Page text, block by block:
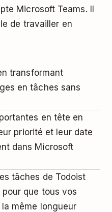
Microsoft Teams. Il
de travailler en
transformant
en tâches sans
en tête en
priorité et leur date
dans Microsoft
tâches de Todoist
que tous vos
même longueur